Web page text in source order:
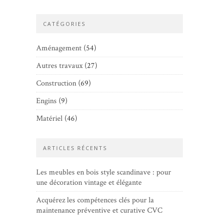
CATÉGORIES
Aménagement (54)
Autres travaux (27)
Construction (69)
Engins (9)
Matériel (46)
ARTICLES RÉCENTS
Les meubles en bois style scandinave : pour
une décoration vintage et élégante
Acquérez les compétences clés pour la
maintenance préventive et curative CVC